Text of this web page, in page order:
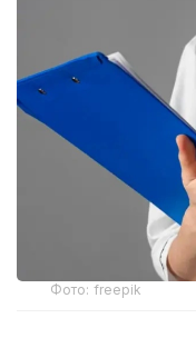
Фото: freepik